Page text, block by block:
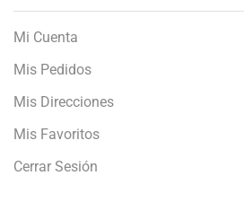
Mi Cuenta
Mis Pedidos
Mis Direcciones
Mis Favoritos
Cerrar Sesión